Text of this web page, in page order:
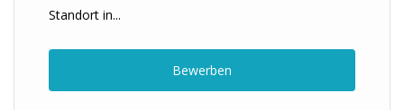
Standort in...
Bewerben